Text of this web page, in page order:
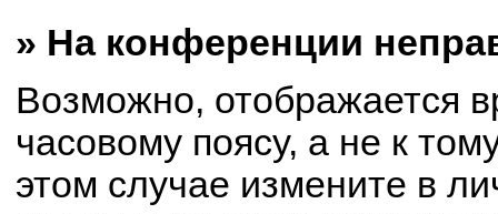
» На конференции
Возможно, отображается
часовому поясу, а не к
этом случае измените в